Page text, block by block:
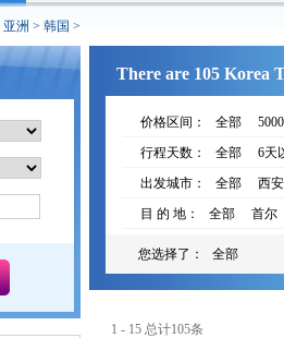
亚洲 > 韩国 >
There are 105 Korea
价格区间： 全部
行程天数：
全部
6天
出发城市：
全部
西安
目 的 地：
全部 首尔
您选择了： 全部
1 - 15 总计105条